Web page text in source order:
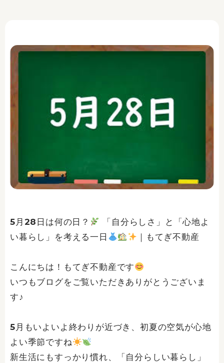
5月28日は何の日？
「自分らしさ」と「心地よ
い暮らし」を考える一日
｜もてぎ不動産
こんにちは！もてぎ不動産です
いつもブログをご覧いただきありがとうございま
す♪
5月もいよいよ終わりが近づき、初夏の空気が心地
よい季節ですね
新生活にもすっかり慣れ、「自分らしい暮らし」